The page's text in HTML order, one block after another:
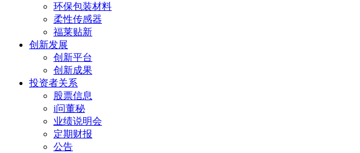
环保包装材料
柔性传感器
福莱贴新
创新发展
创新平台
创新成果
投资者关系
股票信息
i问董秘
业绩说明会
定期财报
公告